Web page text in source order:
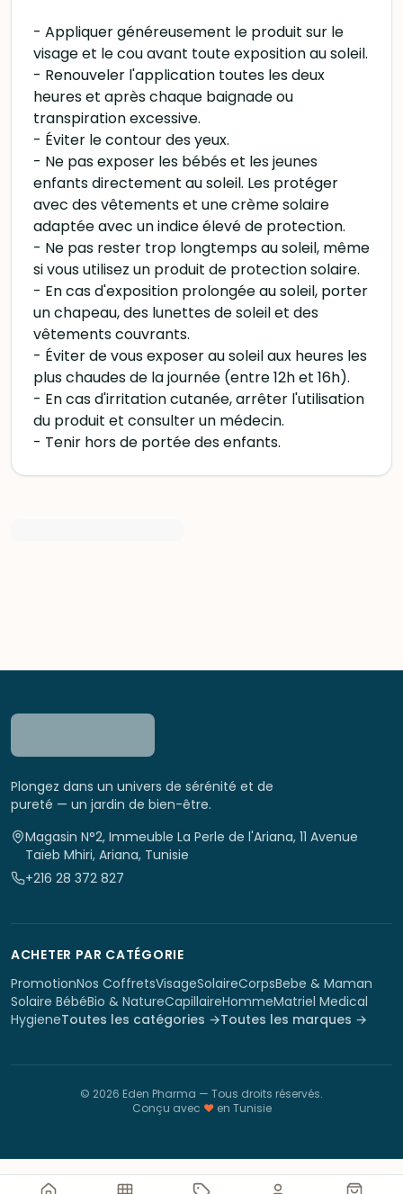
- Appliquer généreusement le produit sur le
visage et le cou avant toute exposition au soleil.
- Renouveler l'application toutes les deux
heures et après chaque baignade ou
transpiration excessive.
- Éviter le contour des yeux.
- Ne pas exposer les bébés et les jeunes
enfants directement au soleil. Les protéger
avec des vêtements et une crème solaire
adaptée avec un indice élevé de protection.
- Ne pas rester trop longtemps au soleil, même
si vous utilisez un produit de protection solaire.
- En cas d'exposition prolongée au soleil, porter
un chapeau, des lunettes de soleil et des
vêtements couvrants.
- Éviter de vous exposer au soleil aux heures les
plus chaudes de la journée (entre 12h et 16h).
- En cas d'irritation cutanée, arrêter l'utilisation
du produit et consulter un médecin.
- Tenir hors de portée des enfants.
Plongez dans un univers de sérénité et de
pureté — un jardin de bien-être.
Magasin N°2, Immeuble La Perle de l'Ariana, 11 Avenue
Taïeb Mhiri, Ariana, Tunisie
+216 28 372 827
ACHETER PAR CATÉGORIE
PromotionNos CoffretsVisageSolaireCorpsBebe & Maman
Solaire BébéBio & NatureCapillaireHommeMatriel Medical
HygieneToutes les catégories →Toutes les marques →
© 2026 Eden Pharma — Tous droits réservés.
Conçu avec ♥en Tunisie